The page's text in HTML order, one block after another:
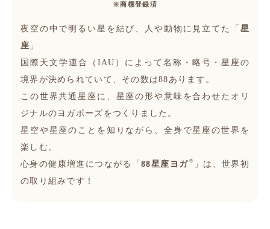
※商標登録済
夜空の中で明るい星を結び、人や動物に見立てた「 星
座 」
国際天文学連合（IAU）によって名称・略号・星座の
境界が決められていて、その数は88あります。
この世界共通星座に、星座の形や意味を合わせたオリ
ジナルのヨガポーズをつくりました。
星空や星座のことを知りながら、全身で星座の世界を
楽しむ。
心身の健康増進につながる「88星座ヨガ ®
」は、世界初
の取り組みです！